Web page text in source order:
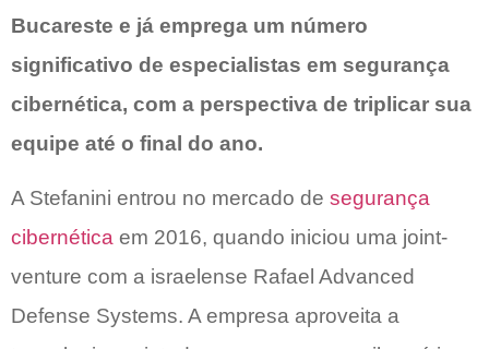
Bucareste e já emprega um número
significativo de especialistas em segurança
cibernética, com a perspectiva de triplicar sua
equipe até o final do ano.
A Stefanini entrou no mercado de segurança
cibernética em 2016, quando iniciou uma joint-
venture com a israelense Rafael Advanced
Defense Systems. A empresa aproveita a